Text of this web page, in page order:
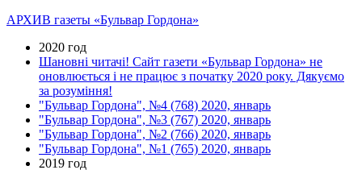
АРХИВ газеты «Бульвар Гордона»
2020 год
Шановні читачі! Сайт газети «Бульвар Гордона» не
оновлюється і не працює з початку 2020 року. Дякуємо
за розуміння!
"Бульвар Гордона", №4 (768) 2020, январь
"Бульвар Гордона", №3 (767) 2020, январь
"Бульвар Гордона", №2 (766) 2020, январь
"Бульвар Гордона", №1 (765) 2020, январь
2019 год